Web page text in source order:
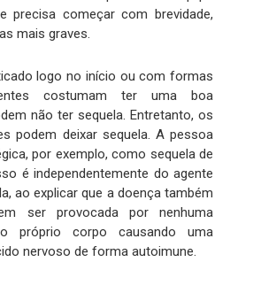
precisa começar com brevidade,
mais graves.
logo no início ou com formas
costumam ter uma boa
não ter sequela. Entretanto, os
podem deixar sequela. A pessoa
por exemplo, como sequela de
é independentemente do agente
ao explicar que a doença também
ser provocada por nenhuma
próprio corpo causando uma
nervoso de forma autoimune.